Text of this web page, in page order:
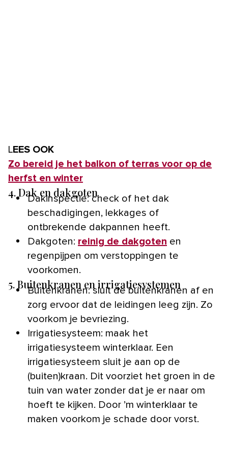
LEES OOK
Zo bereid je het balkon of terras voor op de
herfst en winter
4. Dak en dakgoten
Dakinspectie: check of het dak
beschadigingen, lekkages of
ontbrekende dakpannen heeft.
Dakgoten: reinig de dakgoten en
regenpijpen om verstoppingen te
voorkomen.
5. Buitenkranen en irrigatiesystemen
Buitenkranen: sluit de buitenkranen af en
zorg ervoor dat de leidingen leeg zijn. Zo
voorkom je bevriezing.
Irrigatiesysteem: maak het
irrigatiesysteem winterklaar. Een
irrigatiesysteem sluit je aan op de
(buiten)kraan. Dit voorziet het groen in de
tuin van water zonder dat je er naar om
hoeft te kijken. Door ’m winterklaar te
maken voorkom je schade door vorst.